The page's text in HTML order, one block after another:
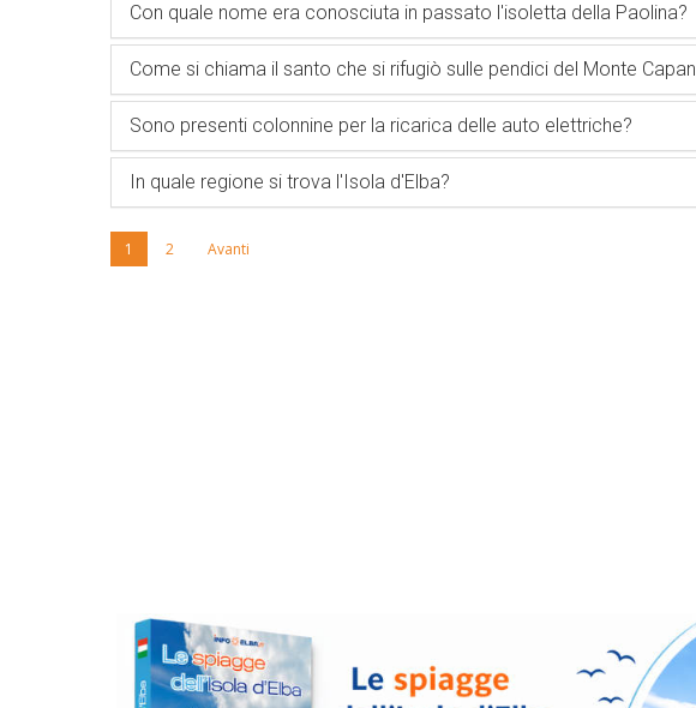
Con quale nome era conosciuta in passato l'isoletta della Paolina?
Come si chiama il santo che si rifugiò sulle pendici del Monte
Sono presenti colonnine per la ricarica delle auto elettriche?
In quale regione si trova l'Isola d'Elba?
1 2 Avanti